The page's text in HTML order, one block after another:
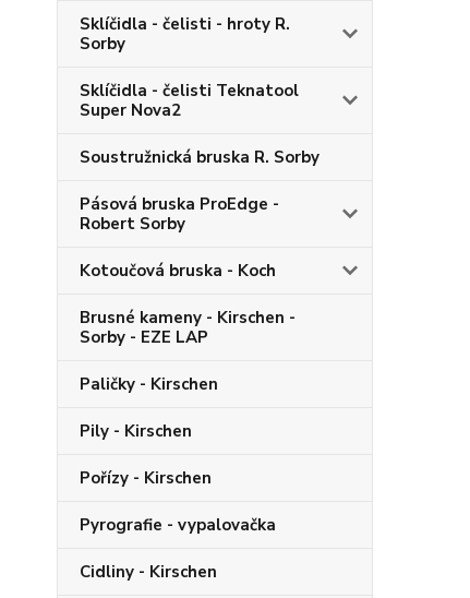
Sklíčidla - čelisti - hroty R.
Sorby
Sklíčidla - čelisti Teknatool
Super Nova2
Soustružnická bruska R. Sorby
Pásová bruska ProEdge -
Robert Sorby
Kotoučová bruska - Koch
Brusné kameny - Kirschen -
Sorby - EZE LAP
Paličky - Kirschen
Pily - Kirschen
Pořízy - Kirschen
Pyrografie - vypalovačka
Cidliny - Kirschen